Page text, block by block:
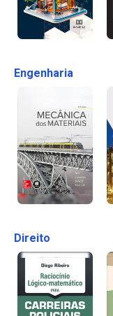
Engenharia
Direito